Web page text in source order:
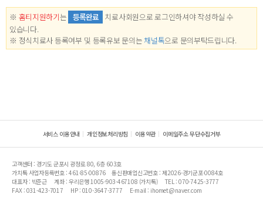
※ 홈티지원하기는 등록완료 치료사회원으로 로그인하셔야 작성하실 수
있습니다.
※ 정식치료사 등록여부 및 등록유보 문의는 채널톡으로 문의부탁드립니다.
서비스 이용안내 개인정보처리방침 이용약관 이메일주소 무단수집거부
고객센터 : 경기도 군포시 광정로 80, 6층 603호
가치톡 사업자등록번호 : 461-85-00876
통신판매업신고번호 : 제2026-경기군포-0084호
대표자 : 박준근
계좌 : 우리은행 1005-903-467108 (가치톡)
TEL : 070-7425-3777
FAX : 031-423-7017
HP : 010-3647-3777 E-mail : ihomet@naver.com